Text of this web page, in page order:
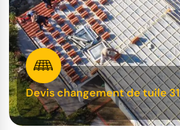
Devis changement de tuile 31